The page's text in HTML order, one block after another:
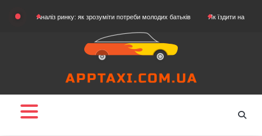
Аналіз ринку: як зрозуміти потреби молодих батьків Як їздити на картингу